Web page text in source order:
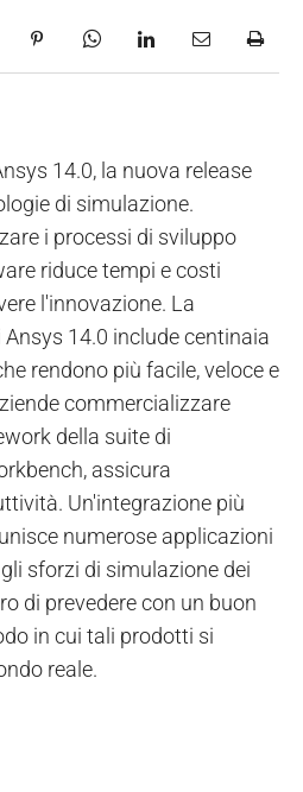
14.0, la nuova release
di simulazione.
i processi di sviluppo
riduce tempi e costi
l'innovazione. La
14.0 include centinaia
rendono più facile, veloce e
commercializzare
della suite di
assicura
Un'integrazione più
numerose applicazioni
sforzi di simulazione dei
di prevedere con un buon
in cui tali prodotti si
reale.